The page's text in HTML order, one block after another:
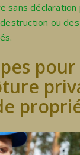
sans déclaration
ou